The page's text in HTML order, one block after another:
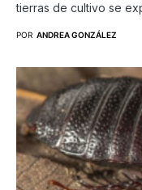
tierras de cultivo se
POR ANDREA GONZÁLEZ